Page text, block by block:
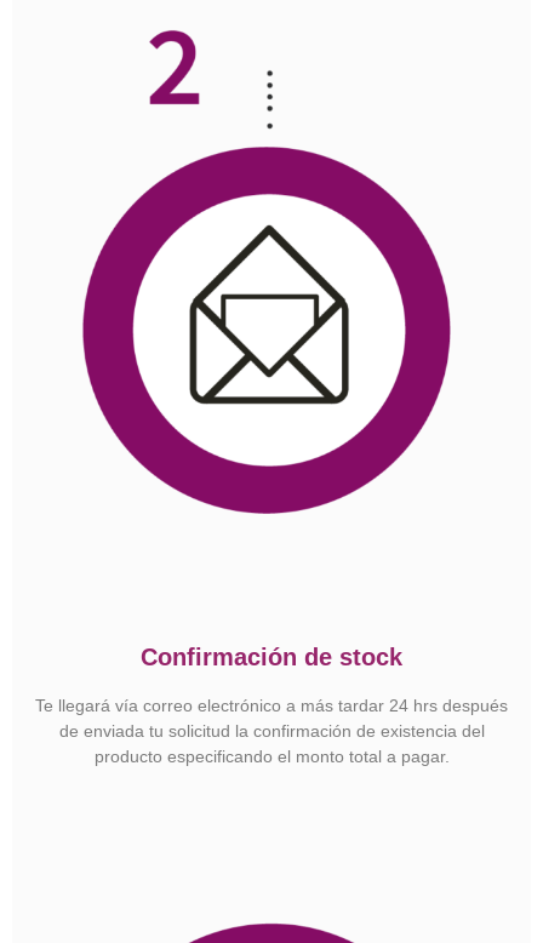
Confirmación de stock
Te llegará vía correo electrónico a más tardar 24 hrs después
de enviada tu solicitud la confirmación de existencia del
producto especificando el monto total a pagar.